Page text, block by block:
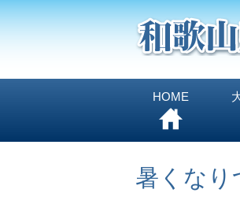
HOME
暑くなり